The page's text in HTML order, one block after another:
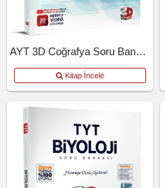
AYT 3D Coğrafya Soru Bankası
Kitap İncele